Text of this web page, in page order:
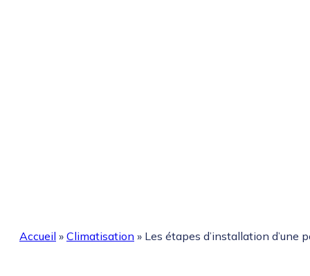
Accueil » Climatisation » Les étapes d’installation d’une